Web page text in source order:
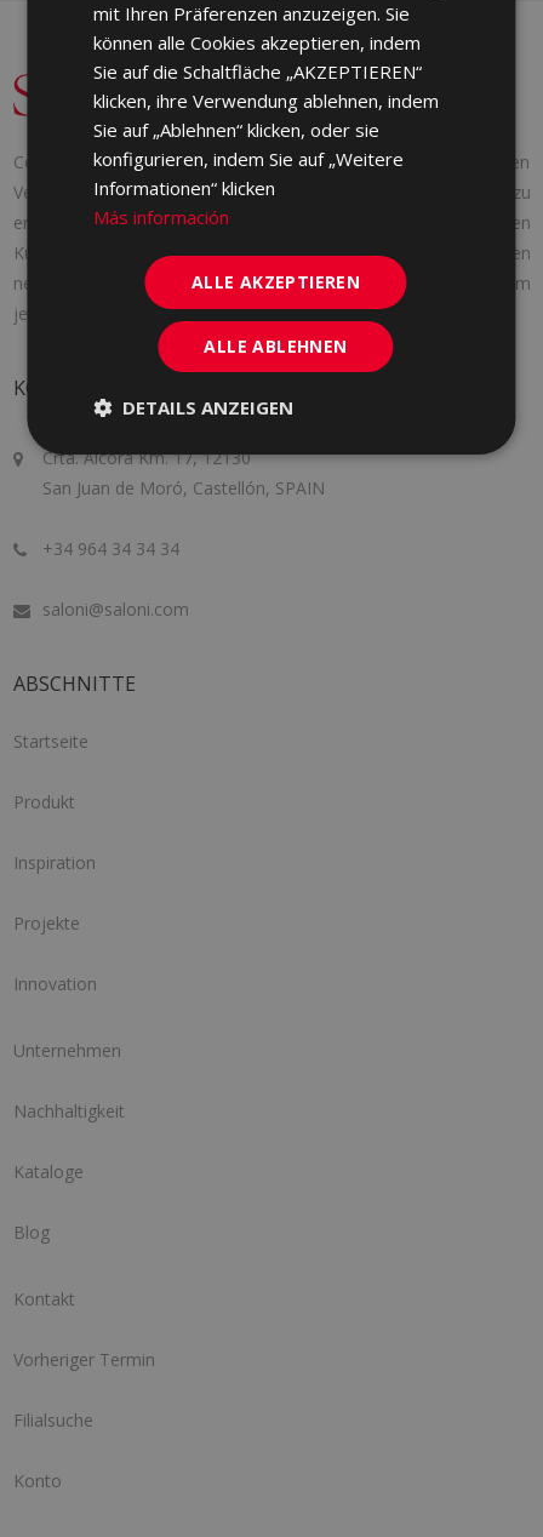
Cerámica Saloni wurde 1971 mit einer klaren Idee gegründet: den
Verbrauchern die Produkte zu liefern, die sie brauchen. Um dies zu
erreichen, passen wir uns den Bedürfnissen jedes einzelnen
Kunden an, bieten eine persönliche Betreuung, folgen den
neuesten Markttrends und entwickeln uns ständig weiter, um
jeden Tag ein bisschen besser zu werden.
KONTAKT
Crta. Alcora Km. 17, 12130
San Juan de Moró, Castellón, SPAIN
+34 964 34 34 34
saloni@saloni.com
ABSCHNITTE
Startseite
Produkt
Inspiration
Projekte
Innovation
Unternehmen
Nachhaltigkeit
Kataloge
Blog
Kontakt
Vorheriger Termin
Filialsuche
Konto
mit Ihren Präferenzen anzuzeigen. Sie
können alle Cookies akzeptieren, indem
Sie auf die Schaltfläche „AKZEPTIEREN“
klicken, ihre Verwendung ablehnen, indem
Sie auf „Ablehnen“ klicken, oder sie
konfigurieren, indem Sie auf „Weitere
Informationen“ klicken
Más información
ALLE AKZEPTIEREN
ALLE ABLEHNEN
DETAILS ANZEIGEN